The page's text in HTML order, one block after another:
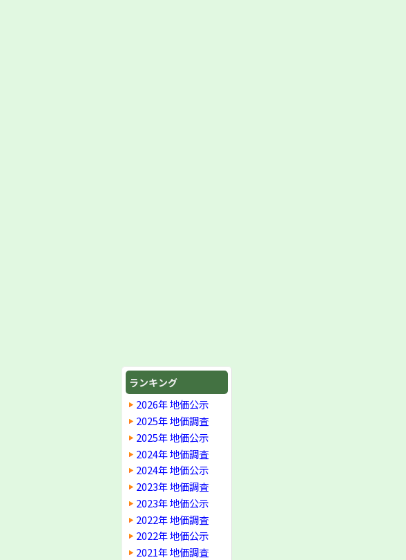
ランキング
2026年 地価公示
2025年 地価調査
2025年 地価公示
2024年 地価調査
2024年 地価公示
2023年 地価調査
2023年 地価公示
2022年 地価調査
2022年 地価公示
2021年 地価調査